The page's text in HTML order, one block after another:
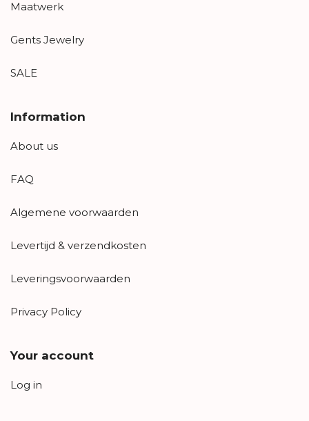
Maatwerk
Gents Jewelry
SALE
Information
About us
FAQ
Algemene voorwaarden
Levertijd & verzendkosten
Leveringsvoorwaarden
Privacy Policy
Your account
Log in